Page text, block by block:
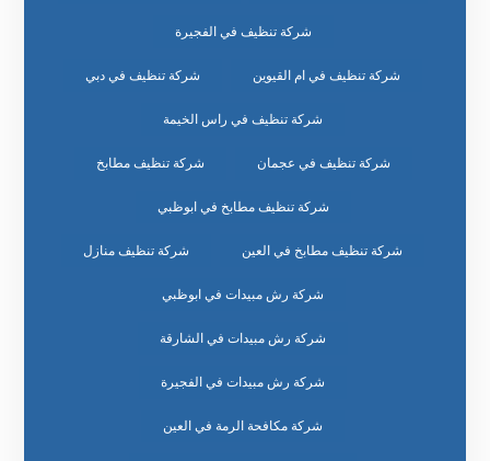
شركة تنظيف في الفجيرة
شركة تنظيف في ام القيوين شركة تنظيف في دبي
شركة تنظيف في راس الخيمة
شركة تنظيف في عجمان شركة تنظيف مطابخ
شركة تنظيف مطابخ في ابوظبي
شركة تنظيف مطابخ في العين شركة تنظيف منازل
شركة رش مبيدات في ابوظبي
شركة رش مبيدات في الشارقة
شركة رش مبيدات في الفجيرة
شركة مكافحة الرمة في العين